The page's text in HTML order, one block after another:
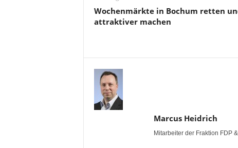
Wochenmärkte in Bochum retten
attraktiver machen
Marcus Heidrich
Mitarbeiter der Fraktion FDP